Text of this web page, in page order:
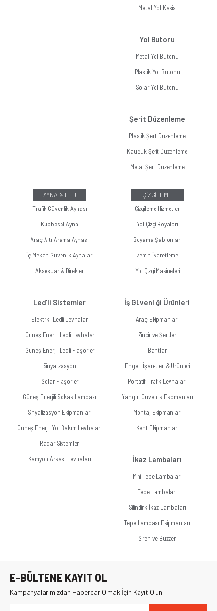
Metal Yol Kasisi
Yol Butonu
Metal Yol Butonu
Plastik Yol Butonu
Solar Yol Butonu
Şerit Düzenleme
Plastik Şerit Düzenleme
Kauçuk Şerit Düzenleme
Metal Şerit Düzenleme
AYNA & LED
Trafik Güvenlik Aynası
Kubbesel Ayna
Araç Altı Arama Aynası
İç Mekan Güvenlik Aynaları
Aksesuar & Direkler
Led'li Sistemler
Elektrikli Ledli Levhalar
Güneş Enerjili Ledli Levhalar
Güneş Enerjili Ledli Flaşörler
Sinyalizasyon
Solar Flaşörler
Güneş Enerjili Sokak Lambası
Sinyalizasyon Ekipmanları
Güneş Enerjili Yol Bakım Levhaları
Radar Sistemleri
Kamyon Arkası Levhaları
ÇİZGİLEME
Çizgileme Hizmetleri
Yol Çizgi Boyaları
Boyama Şablonları
Zemin İşaretleme
Yol Çizgi Makineleri
İş Güvenliği Ürünleri
Araç Ekipmanları
Zincir ve Şeritler
Bantlar
Engelli İşaretleri & Ürünleri
Portatif Trafik Levhaları
Yangın Güvenlik Ekipmanları
Montaj Ekipmanları
Kent Ekipmanları
İkaz Lambaları
Mini Tepe Lambaları
Tepe Lambaları
Silindirik İkaz Lambaları
Tepe Lambası Ekipmanları
Siren ve Buzzer
E-BÜLTENE KAYIT OL
Kampanyalarımızdan Haberdar Olmak İçin Kayıt Olun